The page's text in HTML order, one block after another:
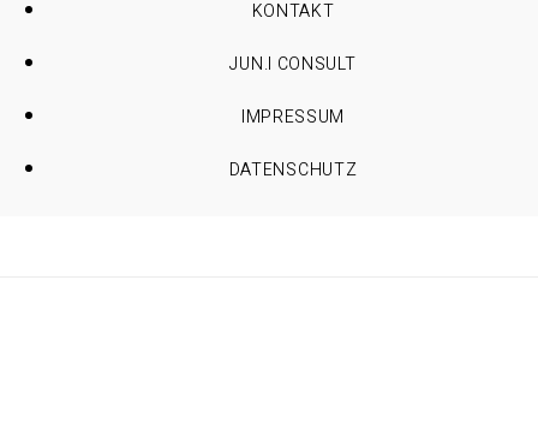
KONTAKT
JUN.I CONSULT
IMPRESSUM
DATENSCHUTZ